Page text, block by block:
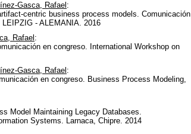
Gasca, Rafael :
centric business process models. Comunicación
- ALEMANIA. 2016
Rafael :
en congreso. International Workshop on
Gasca, Rafael :
en congreso. Business Process Modeling,
Model Maintaining Legacy Databases.
Systems. Larnaca, Chipre. 2014